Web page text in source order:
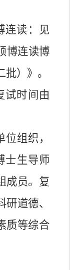
连读：见
博连读博
批） 》 。
试时间由
组织，
士生导师
成员。复
道德、
质等综合